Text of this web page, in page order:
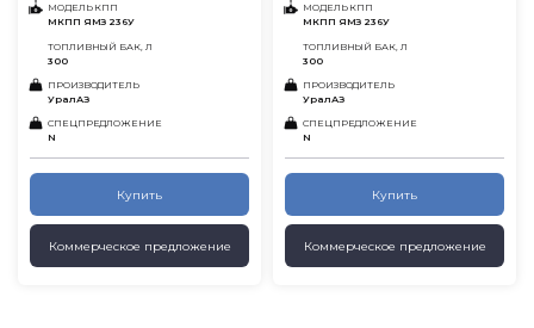
МОДЕЛЬ КПП
МКПП ЯМЗ 236У
ТОПЛИВНЫЙ БАК, Л
300
ПРОИЗВОДИТЕЛЬ
УралАЗ
СПЕЦПРЕДЛОЖЕНИЕ
N
Купить
Коммерческое предложение
МОДЕЛЬ КПП
МКПП ЯМЗ 236У
ТОПЛИВНЫЙ БАК, Л
300
ПРОИЗВОДИТЕЛЬ
УралАЗ
СПЕЦПРЕДЛОЖЕНИЕ
N
Купить
Коммерческое предложение